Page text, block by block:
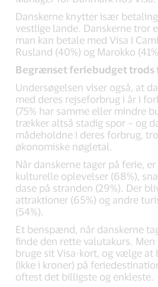
Danskerne knytter især
vestlige lande. Danskerne tror
man kan betale med Visa i
Rusland (40%) og Marokko
Begrænset feriebudget trods
Undersøgelsen viser også, at
med deres rejseforbrug i år i
(75% har samme eller mindre
trækker altså stadig spor – og
mådeholdne i deres forbrug,
økonomiske nøgletal.
Når danskerne tager på ferie,
kulturelle oplevelser (68%),
dase på stranden (29%). Der
attraktioner (65%) og andre
(54%).
Et benspænd, når danskerne
finde den rette valutakurs. Men
bruge sit Visa-kort, og vælge at
(ikke i kroner) på
oftest det billigste og enkleste.